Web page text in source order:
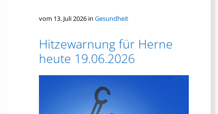
vom 13. Juli 2026 in Gesundheit
Hitzewarnung für Herne
heute 19.06.2026